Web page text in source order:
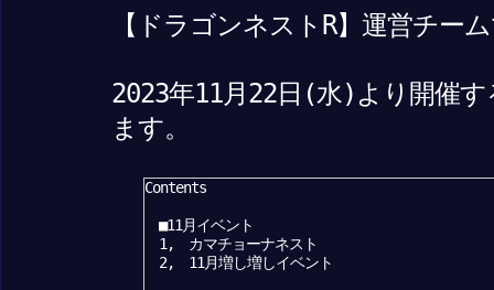
【ドラゴンネストR】運営チー
2023年11月22日(水)より開催
ます。
Contents
■11月イベント
1, カマチョーナネスト
2, 11月増し増しイベント